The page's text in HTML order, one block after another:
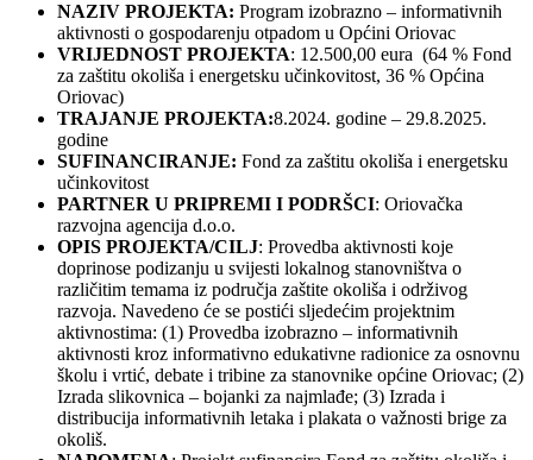
NAZIV PROJEKTA: Program izobrazno – informativnih
aktivnosti o gospodarenju otpadom u Općini Oriovac
VRIJEDNOST PROJEKTA: 12.500,00 eura (64 % Fond
za zaštitu okoliša i energetsku učinkovitost, 36 % Općina
Oriovac)
TRAJANJE PROJEKTA:8.2024. godine – 29.8.2025.
godine
SUFINANCIRANJE: Fond za zaštitu okoliša i energetsku
učinkovitost
PARTNER U PRIPREMI I PODRŠCI: Oriovačka
razvojna agencija d.o.o.
OPIS PROJEKTA/CILJ: Provedba aktivnosti koje
doprinose podizanju u svijesti lokalnog stanovništva o
različitim temama iz područja zaštite okoliša i održivog
razvoja. Navedeno će se postići sljedećim projektnim
aktivnostima: (1) Provedba izobrazno – informativnih
aktivnosti kroz informativno edukativne radionice za osnovnu
školu i vrtić, debate i tribine za stanovnike općine Oriovac; (2)
Izrada slikovnica – bojanki za najmlađe; (3) Izrada i
distribucija informativnih letaka i plakata o važnosti brige za
okoliš.